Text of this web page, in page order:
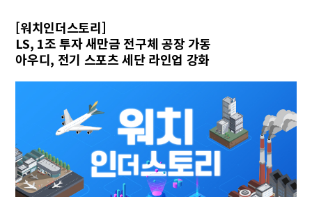
[워치인더스토리]
LS, 1조 투자 새만금 전구체 공장 가동
아우디, 전기 스포츠 세단 라인업 강화